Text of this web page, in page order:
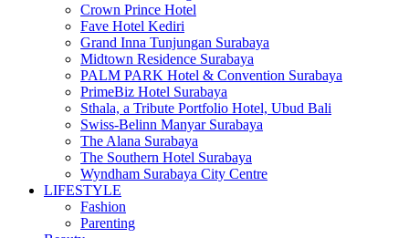
Crown Prince Hotel
Fave Hotel Kediri
Grand Inna Tunjungan Surabaya
Midtown Residence Surabaya
PALM PARK Hotel & Convention Surabaya
PrimeBiz Hotel Surabaya
Sthala, a Tribute Portfolio Hotel, Ubud Bali
Swiss-Belinn Manyar Surabaya
The Alana Surabaya
The Southern Hotel Surabaya
Wyndham Surabaya City Centre
LIFESTYLE
Fashion
Parenting